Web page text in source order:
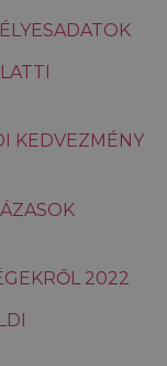
KEDVEZMÉNY
2022